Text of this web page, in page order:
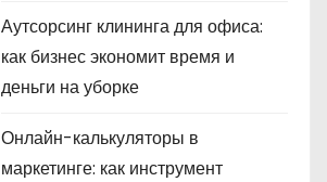
Аутсорсинг клининга для офиса:
как бизнес экономит время и
деньги на уборке
Онлайн-калькуляторы в
маркетинге: как инструмент